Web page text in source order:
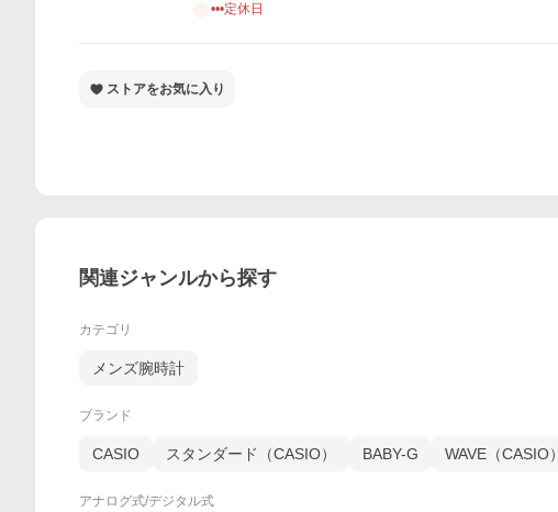
•••定休日
ストアをお気に入り
関連ジャンルから探す
カテゴリ
メンズ腕時計
ブランド
CASIO スタンダード（CASIO） BABY-G WAVE（CASIO）
アナログ式/デジタル式